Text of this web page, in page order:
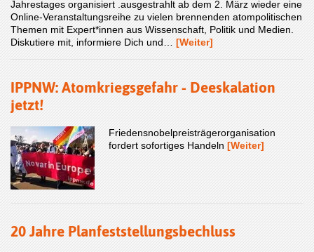
Jahrestages organisiert .ausgestrahlt ab dem 2. März wieder eine
Online-Veranstaltungsreihe zu vielen brennenden atompolitischen
Themen mit Expert*innen aus Wissenschaft, Politik und Medien.
Diskutiere mit, informiere Dich und… [Weiter]
IPPNW: Atomkriegsgefahr - Deeskalation
jetzt!
Friedensnobelpreisträgerorganisation
fordert sofortiges Handeln [Weiter]
20 Jahre Planfeststellungsbechluss